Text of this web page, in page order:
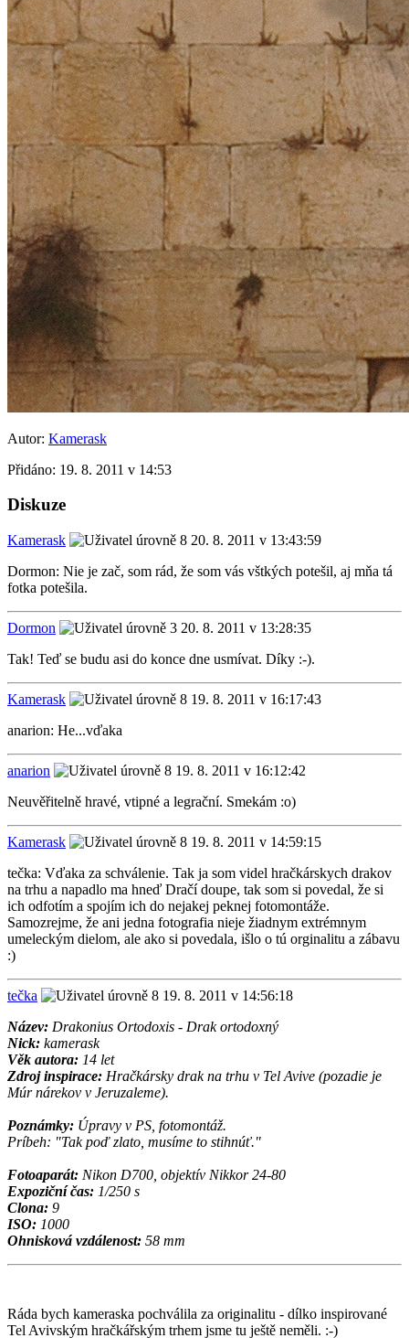
Autor: Kamerask
Přidáno: 19. 8. 2011 v 14:53
Diskuze
Kamerask
20. 8. 2011 v 13:43:59
Dormon: Nie je zač, som rád, že som vás vštkých potešil, aj mňa tá
fotka potešila.
Dormon
20. 8. 2011 v 13:28:35
Tak! Teď se budu asi do konce dne usmívat. Díky :-).
Kamerask
19. 8. 2011 v 16:17:43
anarion: He...vďaka
anarion
19. 8. 2011 v 16:12:42
Neuvěřitelně hravé, vtipné a legrační. Smekám :o)
Kamerask
19. 8. 2011 v 14:59:15
tečka: Vďaka za schválenie. Tak ja som videl hračkárskych drakov
na trhu a napadlo ma hneď Dračí doupe, tak som si povedal, že si
ich odfotím a spojím ich do nejakej peknej fotomontáže.
Samozrejme, že ani jedna fotografia nieje žiadnym extrémnym
umeleckým dielom, ale ako si povedala, išlo o tú orginalitu a zábavu
:)
tečka
19. 8. 2011 v 14:56:18
Název: Drakonius Ortodoxis - Drak ortodoxný
Nick: kamerask
Věk autora: 14 let
Zdroj inspirace: Hračkársky drak na trhu v Tel Avive (pozadie je
Múr nárekov v Jeruzaleme).
Poznámky: Úpravy v PS, fotomontáž.
Príbeh: "Tak poď zlato, musíme to stihnúť."
Fotoaparát: Nikon D700, objektív Nikkor 24-80
Expoziční čas: 1/250 s
Clona: 9
ISO: 1000
Ohnisková vzdálenost: 58 mm
Ráda bych kameraska pochválila za originalitu - dílko inspirované
Tel Avivským hračkářským trhem jsme tu ještě neměli. :-)